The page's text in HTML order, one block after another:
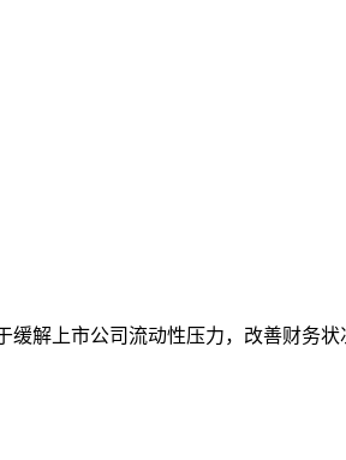
解上市公司流动性压力，改善财务状